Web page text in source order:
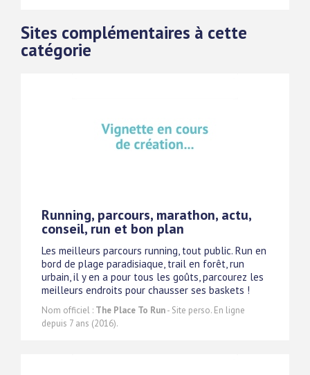
Sites complémentaires à cette
catégorie
Running, parcours, marathon, actu,
conseil, run et bon plan
Les meilleurs parcours running, tout public. Run en
bord de plage paradisiaque, trail en forêt, run
urbain, il y en a pour tous les goûts, parcourez les
meilleurs endroits pour chausser ses baskets !
Nom officiel : The Place To Run- Site perso. En ligne
depuis 7 ans (2016).